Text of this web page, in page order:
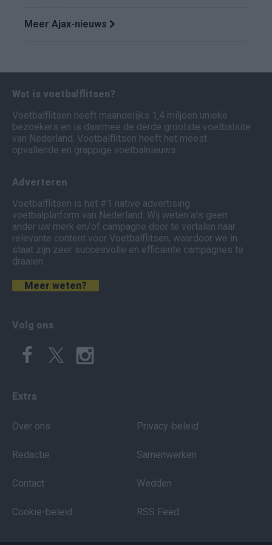
Meer Ajax-nieuws
Wat is voetbalflitsen?
Voetbalflitsen heeft maandelijks 1,4 miljoen unieke
bezoekers en is daarmee de derde grootste voetbalsite
van Nederland. Voetbalflitsen heeft het meest
opvallende en grappige voetbalnieuws.
Adverteren
Voetbalflitsen is het #1 native advertising
voetbalplatform van Nederland. Wij weten als geen
ander uw merk en/of campagne door te vertalen naar
relevante content voor Voetbalflitsen, waardoor we in
staat zijn zeer succesvolle en efficiënte campagnes te
draaien.
Meer weten?
Volg ons
Extra
Over ons
Redactie
Contact
Cookie-beleid
Privacy-beleid
Samenwerken
Wedden
RSS Feed